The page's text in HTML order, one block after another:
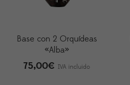
Base con 2 Orquídeas
«Alba»
75,00€ IVA incluido